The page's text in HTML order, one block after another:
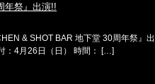
年祭』出演!!
& SHOT BAR 地下堂 30周年祭』出
：4月26日（日） 時間： […]